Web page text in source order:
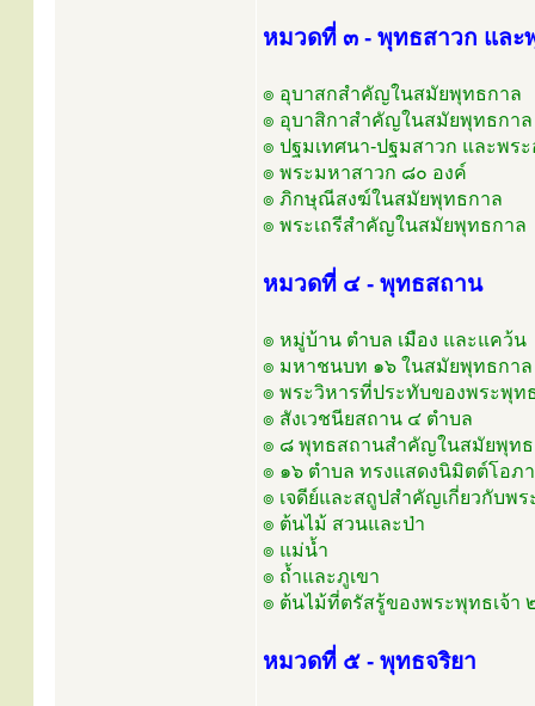
หมวดที่ ๓ - พุทธสาวก และ
๏ อุบาสกสำคัญในสมัยพุทธกาล
๏ อุบาสิกาสำคัญในสมัยพุทธกาล
๏ ปฐมเทศนา-ปฐมสาวก และพร
๏ พระมหาสาวก ๘๐ องค์
๏ ภิกษุณีสงฆ์ในสมัยพุทธกาล
๏ พระเถรีสำคัญในสมัยพุทธกาล
หมวดที่ ๔ - พุทธสถาน
๏ หมู่บ้าน ตำบล เมือง และแคว้น
๏ มหาชนบท ๑๖ ในสมัยพุทธกาล
๏ พระวิหารที่ประทับของพระพุท
๏ สังเวชนียสถาน ๔ ตำบล
๏ ๘ พุทธสถานสำคัญในสมัยพุท
๏ ๑๖ ตำบล ทรงแสดงนิมิตต์โอภ
๏ เจดีย์และสถูปสำคัญเกี่ยวกับพร
๏ ต้นไม้ สวนและป่า
๏ แม่น้ำ
๏ ถ้ำและภูเขา
๏ ต้นไม้ที่ตรัสรู้ของพระพุทธเจ้า
หมวดที่ ๕ - พุทธจริยา